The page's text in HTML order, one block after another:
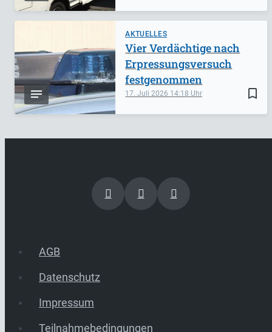
AKTUELLES
bookmark_border
17. Juli 2026 14:18
Vier Verdächtige nach
Erpressungsversuch
festgenommen
AGB
Datenschutz
Impressum
Teilnahmebedingungen